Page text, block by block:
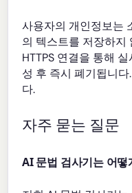
사용자의 개인정보는
의 텍스트를 저장하지
HTTPS 연결을 통해
성 후 즉시 폐기됩니
다.
자주 묻는 질문
AI 문법 검사기는 어떻